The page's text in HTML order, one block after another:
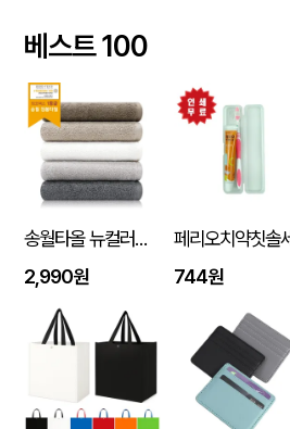
베스트 100
송월타올 뉴컬러무지 150g (30수/40*80cm)
2,990원
744원